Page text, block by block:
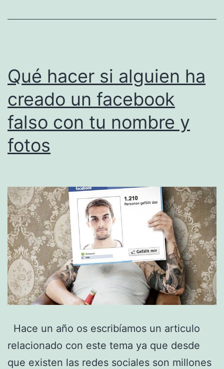
de
Qué hacer si alguien ha
creado un facebook
falso con tu nombre y
fotos
Hace un año os escribíamos un articulo
relacionado con este tema ya que desde
que existen las redes sociales son millones